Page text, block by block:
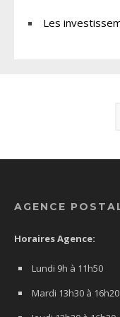
Les
AGENCE
Horaires Agence:
Lundi 9h à 11h50
Mardi 13h30 à 16h20